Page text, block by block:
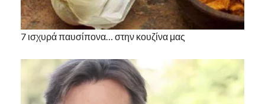
7 ισχυρά παυσίπονα… στην κουζίνα μας